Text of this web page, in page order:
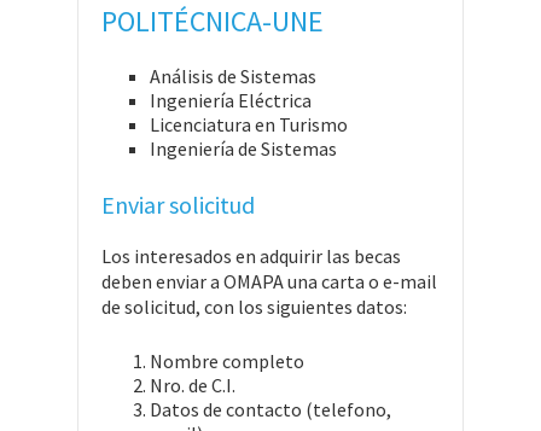
POLITÉCNICA-UNE
Análisis de Sistemas
Ingeniería Eléctrica
Licenciatura en Turismo
Ingeniería de Sistemas
Enviar solicitud
Los interesados en adquirir las becas
deben enviar a OMAPA una carta o e-mail
de solicitud, con los siguientes datos:
Nombre completo
Nro. de C.I.
Datos de contacto (telefono,